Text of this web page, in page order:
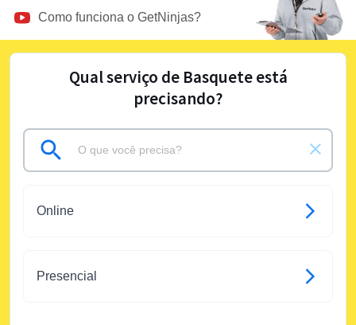
Como funciona o GetNinjas?
Qual serviço de Basquete está
precisando?
Online
Presencial